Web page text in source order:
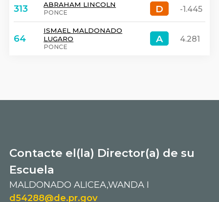
313 ABRAHAM LINCOLN
PONCE D
D -1.445
64
ISMAEL MALDONADO
LUGARO
PONCE
A
A 4.281
Contacte el(la) Director(a) de su
Escuela
MALDONADO ALICEA,WANDA I
d54288@de.pr.gov